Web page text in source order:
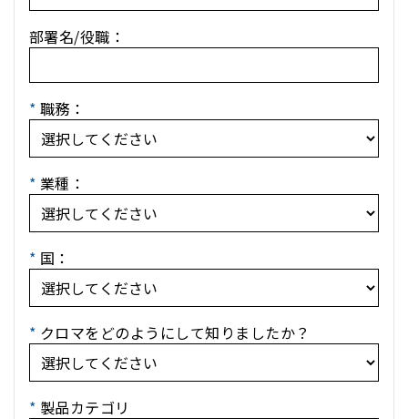
部署名/役職：
* 職務：
* 業種：
* 国：
* クロマをどのようにして知りましたか？
* 製品カテゴリ